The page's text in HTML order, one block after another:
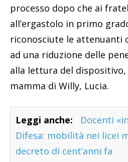
processo dopo che ai
all’ergastolo in primo
riconosciute le attenuanti
ad una riduzione delle
alla lettura del
mamma di Willy, Lucia.
Leggi anche:
Docenti
Difesa: mobilità nei licei
decreto di cent’anni fa